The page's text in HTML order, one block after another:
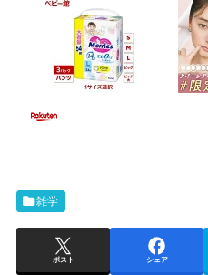
雑学
ポスト シェア